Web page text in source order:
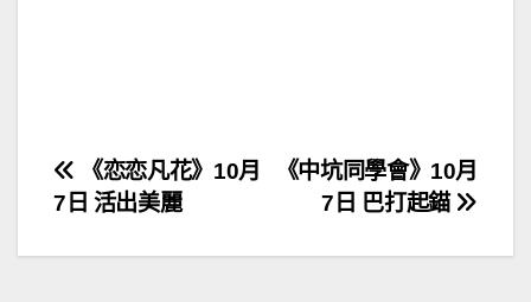
文
章
《中坑同學會》10月
7日 巴打起錨
《恋恋凡花》10月
7日 活出美麗